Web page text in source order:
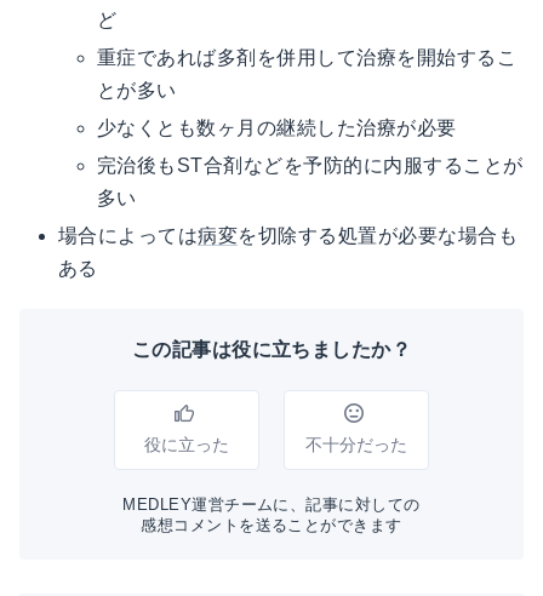
ど
重症であれば多剤を併用して治療を開始するこ
とが多い
少なくとも数ヶ月の継続した治療が必要
完治後もST合剤などを予防的に内服することが
多い
場合によっては病変を切除する処置が必要な場合も
ある
この記事は役に立ちましたか？
役に立った 不十分だった
MEDLEY運営チームに、記事に対しての
感想コメントを送ることができます